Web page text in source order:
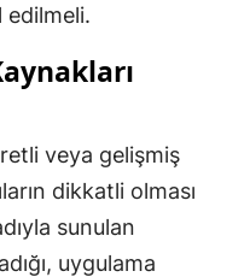
veya gelişmiş
dikkatli olması
sunulan
uygulama